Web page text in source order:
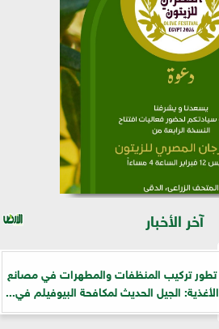
آخر الأخبار
تطور تركيب المنظفات والمطهرات في مصانع
الأغذية: الجيل الحديث لمكافحة البيوفيلم في...